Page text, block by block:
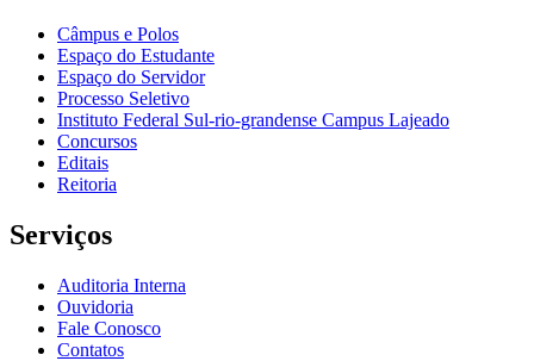
Câmpus e Polos
Espaço do Estudante
Espaço do Servidor
Processo Seletivo
Instituto Federal Sul-rio-grandense Campus Lajeado
Concursos
Editais
Reitoria
Serviços
Auditoria Interna
Ouvidoria
Fale Conosco
Contatos